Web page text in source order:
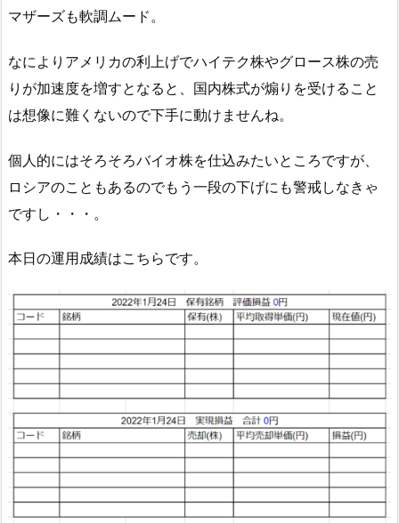
マザーズも軟調ムード。
なによりアメリカの利上げでハイテク株やグロース株の売
りが加速度を増すとなると、国内株式が煽りを受けること
は想像に難くないので下手に動けませんね。
個人的にはそろそろバイオ株を仕込みたいところですが、
ロシアのこともあるのでもう一段の下げにも警戒しなきゃ
ですし・・・。
本日の運用成績はこちらです。